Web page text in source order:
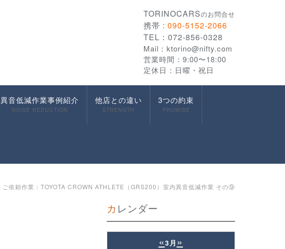
TORINOCARSのお問合せ
携帯 : 090-5152-2066
TEL：072-856-0328
Mail： ktorino@nifty.com
営業時間：9:00〜18:00
定休日：日曜・祝日
異音低減作業事例紹介
NOISE REDUCTION
他店との違い
STRENGTH
3つの約束
PROMISE
ご依頼作業：TOYOTA CROWN ATHLETE（GRS200）室内異音低減作業 その⑨
カレンダー
«3月 »